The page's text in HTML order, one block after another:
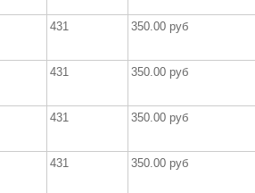
431 350.00 руб
431 350.00 руб
431 350.00 руб
431 350.00 руб